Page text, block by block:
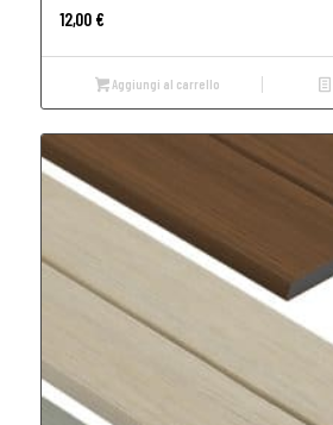
12,00 €
Aggiungi al carrello